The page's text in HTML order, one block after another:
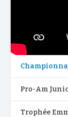
Pro-Am
Trophée